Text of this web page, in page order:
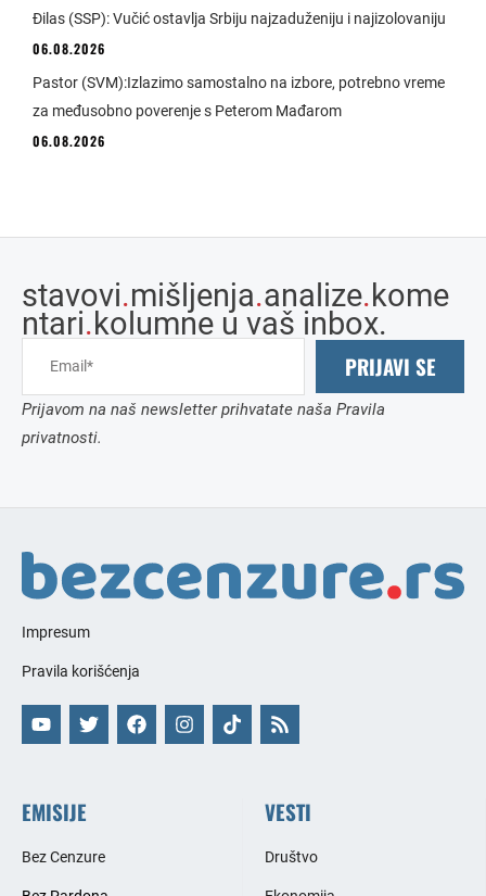
Đilas (SSP): Vučić ostavlja Srbiju najzaduženiju i najizolovaniju
06.08.2026
Pastor (SVM):Izlazimo samostalno na izbore, potrebno vreme
za međusobno poverenje s Peterom Mađarom
06.08.2026
stavovi.mišljenja.analize.kome
ntari.kolumne u vaš inbox.
PRIJAVI SE
Prijavom na naš newsletter prihvatate naša Pravila
privatnosti.
Impresum
Pravila korišćenja
EMISIJE
Bez Cenzure
VESTI
Društvo